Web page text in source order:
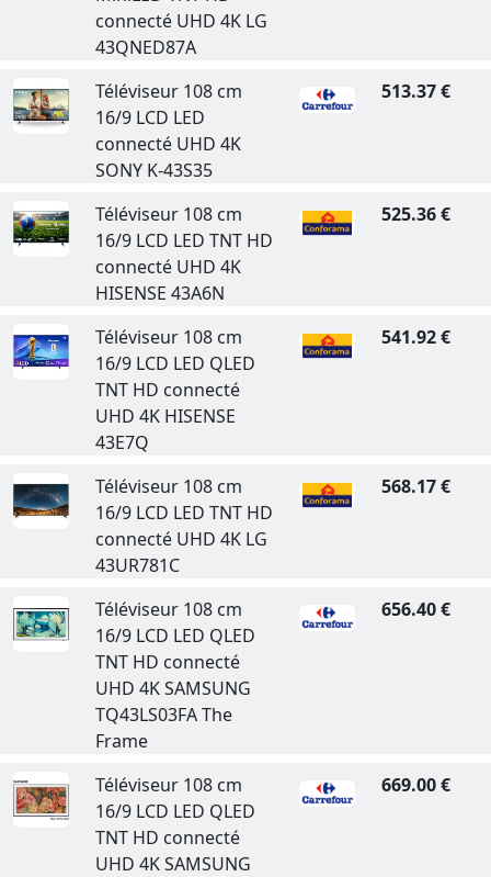
connecté UHD 4K LG
43QNED87A
Téléviseur 108 cm
16/9 LCD LED
connecté UHD 4K
SONY K-43S35
513.37 €
Téléviseur 108 cm
16/9 LCD LED TNT HD
connecté UHD 4K
HISENSE 43A6N
525.36 €
Téléviseur 108 cm
16/9 LCD LED QLED
TNT HD connecté
UHD 4K HISENSE
43E7Q
541.92 €
Téléviseur 108 cm
16/9 LCD LED TNT HD
connecté UHD 4K LG
43UR781C
568.17 €
Téléviseur 108 cm
16/9 LCD LED QLED
TNT HD connecté
UHD 4K SAMSUNG
TQ43LS03FA The
Frame
656.40 €
Téléviseur 108 cm
16/9 LCD LED QLED
TNT HD connecté
UHD 4K SAMSUNG
669.00 €